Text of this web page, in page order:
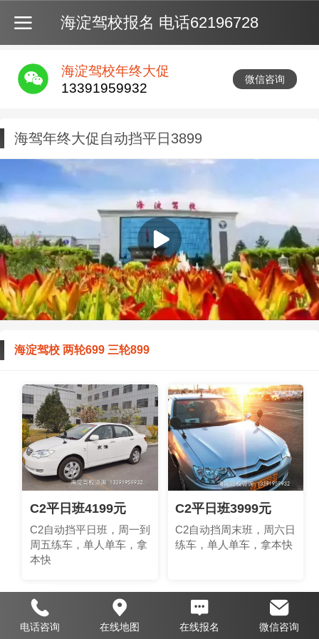
海淀驾校报名 电话62196728
海淀驾校年终大促
13391959932
微信咨询
海驾年终大促自动挡平日3899
海淀驾校 两轮699 三轮899
C2平日班4199元
C2自动挡平日班，周一到
周五练车，单人单车，拿
本快
C2平日班3999元
C2自动挡周末班，周六日
练车，单人单车，拿本快
电话咨询 在线地图 在线报名 微信咨询